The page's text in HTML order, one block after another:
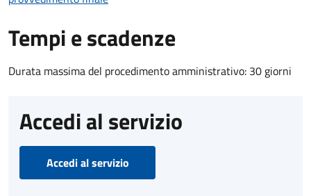
Tempi e scadenze
Durata massima del procedimento amministrativo: 30 giorni
Accedi al servizio
Accedi al servizio